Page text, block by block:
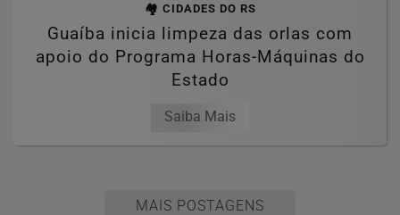
🏘️ CIDADES DO RS
Guaíba inicia limpeza das orlas com
apoio do Programa Horas-Máquinas do
Estado
Saiba Mais
MAIS POSTAGENS